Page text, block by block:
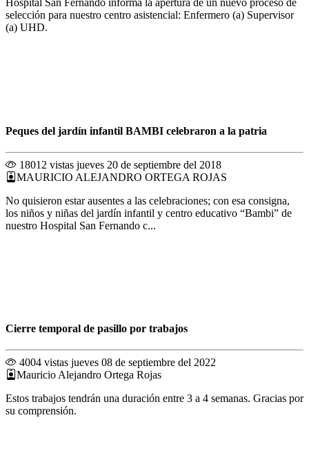
Hospital San Fernando informa la apertura de un nuevo proceso de
selección para nuestro centro asistencial: Enfermero (a) Supervisor
(a) UHD.
Peques del jardín infantil BAMBI celebraron a la patria
18012 vistas jueves 20 de septiembre del 2018
MAURICIO ALEJANDRO ORTEGA ROJAS
No quisieron estar ausentes a las celebraciones; con esa consigna,
los niños y niñas del jardín infantil y centro educativo “Bambi” de
nuestro Hospital San Fernando c...
Cierre temporal de pasillo por trabajos
4004 vistas jueves 08 de septiembre del 2022
Mauricio Alejandro Ortega Rojas
Estos trabajos tendrán una duración entre 3 a 4 semanas. Gracias por
su comprensión.